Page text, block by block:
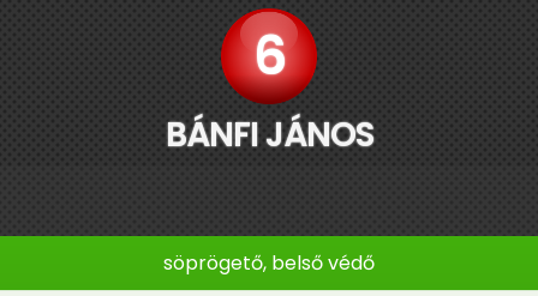
6
BÁNFI JÁNOS
söprögető, belső védő